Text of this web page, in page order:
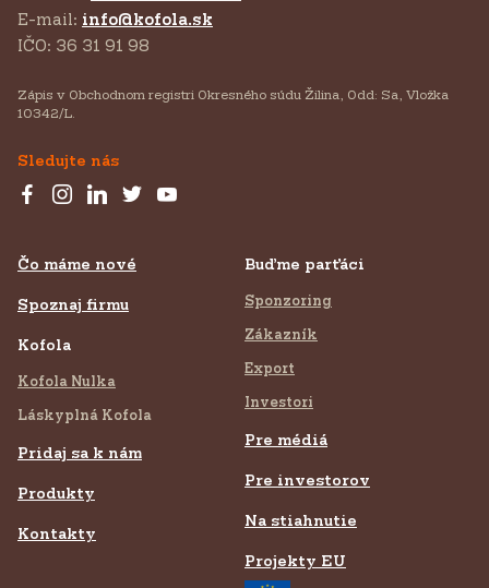
E-mail: info@kofola.sk
IČO: 36 31 91 98
Zápis v Obchodnom registri Okresného súdu Žilina, Odd: Sa, Vložka
10342/L.
Sledujte nás
Čo máme nové
Spoznaj firmu
Kofola
Kofola Nulka
Láskyplná Kofola
Pridaj sa k nám
Produkty
Kontakty
Buďme parťáci
Sponzoring
Zákazník
Export
Investori
Pre médiá
Pre investorov
Na stiahnutie
Projekty EU